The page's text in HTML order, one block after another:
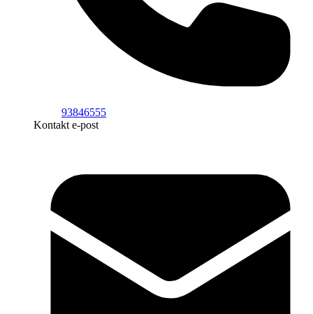
93846555
Kontakt e-post